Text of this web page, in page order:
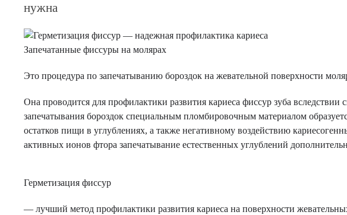
нужна
Запечатанные фиссуры на молярах
Это процедура по запечатыванию бороздок на жевательной поверхности
Она проводится для профилактики развития кариеса фиссур зуба
запечатывания бороздок специальным пломбировочным материалом
остатков пищи в углублениях, а также негативному воздействию
активных ионов фтора запечатывание естественных углублений
Герметизация фиссур
— лучший метод профилактики развития кариеса на поверхности